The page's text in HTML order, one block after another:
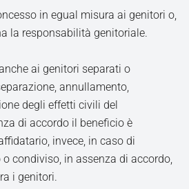
in egual misura ai genitori o,
la responsabilità genitoriale.
ai genitori separati o
annullamento,
degli effetti civili del
di accordo il beneficio è
invece, in caso di
condiviso, in assenza di accordo,
i genitori.